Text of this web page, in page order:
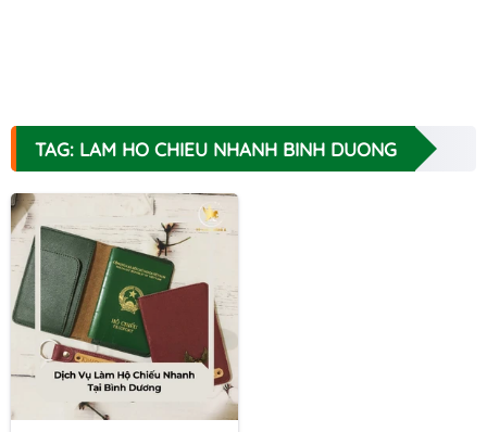
TAG: LAM HO CHIEU NHANH BINH DUONG